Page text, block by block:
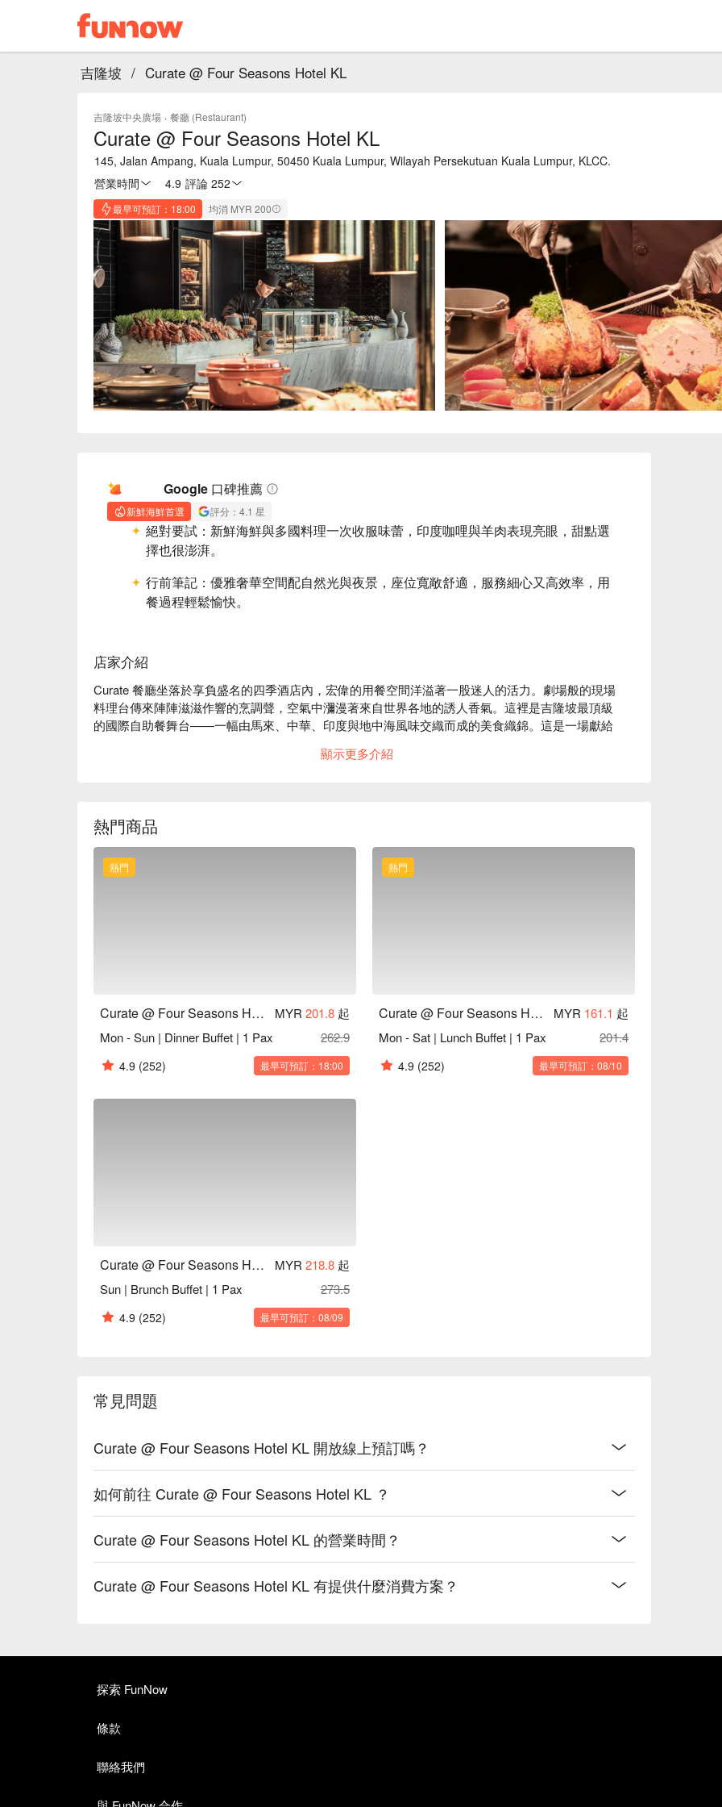
吉隆坡 / Curate @ Four Seasons Hotel KL
吉隆坡中央廣場 · 餐廳 (Restaurant)
Curate @ Four Seasons Hotel KL
145, Jalan Ampang, Kuala Lumpur, 50450 Kuala Lumpur, Wilayah Persekutuan Kuala Lumpur, KLCC.
營業時間
4.9 評論 252
最早可預訂：18:00 均消 MYR 200
Google 口碑推薦
新鮮海鮮首選 評分：4.1 星
絕對要試： 新鮮海鮮與多國料理一次收服味蕾，印度咖哩與羊肉表現亮眼，甜點選
擇也很澎湃。
行前筆記： 優雅奢華空間配自然光與夜景，座位寬敞舒適，服務細心又高效率，用
餐過程輕鬆愉快。
店家介紹
Curate 餐廳坐落於享負盛名的四季酒店內，宏偉的用餐空間洋溢著一股迷人的活力。劇場般的現場
料理台傳來陣陣滋滋作響的烹調聲，空氣中瀰漫著來自世界各地的誘人香氣。這裡是吉隆坡最頂級
的國際自助餐舞台——一幅由馬來、中華、印度與地中海風味交織而成的美食織錦。這是一場獻給
到訪都是一趟嶄新而令人興奮的美食探索。
🍽️ 精選推薦
⭐ Google 評分：4.4 分（來自 310 則評論）
適合舉辦盛大家庭聚會、精緻商務午餐，或享受一場奢華的週末饗宴。
顯示更多介紹
熱門商品
熱門
Curate @ Four Seasons Hotel KL MYR 201.8 起
Mon - Sun | Dinner Buffet | 1 Pax
262.9
4.9 (252) 最早可預訂：18:00
熱門
Curate @ Four Seasons Hotel KL MYR 161.1 起
Mon - Sat | Lunch Buffet | 1 Pax
201.4
4.9 (252) 最早可預訂：08/10
Curate @ Four Seasons Hotel KL MYR 218.8 起
Sun | Brunch Buffet | 1 Pax
273.5
4.9 (252) 最早可預訂：08/09
常見問題
Curate @ Four Seasons Hotel KL 開放線上預訂嗎？
如何前往 Curate @ Four Seasons Hotel KL ？
Curate @ Four Seasons Hotel KL 的營業時間？
Curate @ Four Seasons Hotel KL 有提供什麼消費方案？
探索 FunNow
條款
聯絡我們